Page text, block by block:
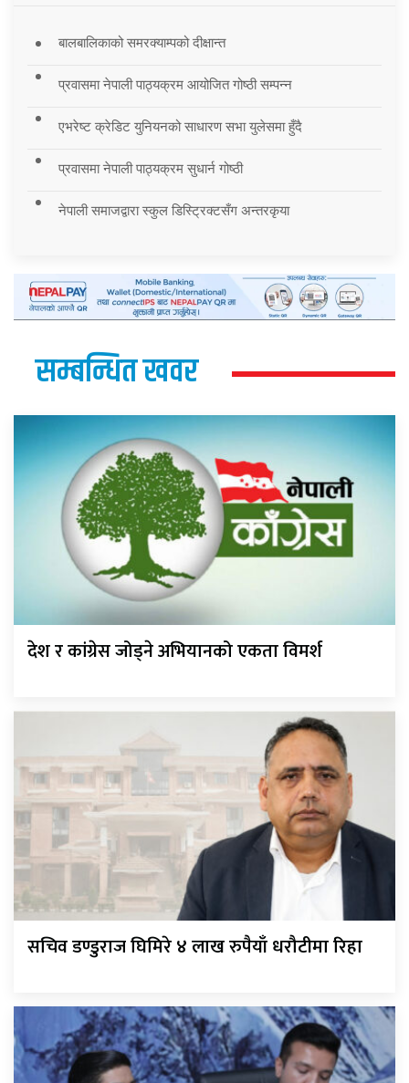
बालबालिकाको समरक्याम्पको दीक्षान्त
प्रवासमा नेपाली पाठ्यक्रम आयोजित गोष्ठी सम्पन्न
एभरेष्ट क्रेडिट युनियनको साधारण सभा युलेसमा हुँदै
प्रवासमा नेपाली पाठ्यक्रम सुधार्न गोष्ठी
नेपाली समाजद्वारा स्कुल डिस्ट्रिक्टसँग अन्तरकृया
सम्बन्धित खवर
देश र कांग्रेस जोड्ने अभियानको एकता विमर्श
सचिव डण्डुराज घिमिरे ४ लाख रुपैयाँ धरौटीमा रिहा